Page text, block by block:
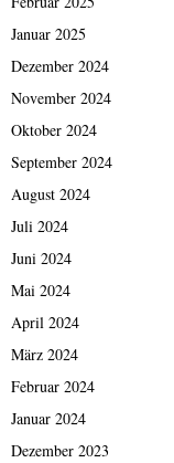
Januar 2025
Dezember 2024
November 2024
Oktober 2024
September 2024
August 2024
Juli 2024
Juni 2024
Mai 2024
April 2024
März 2024
Februar 2024
Januar 2024
Dezember 2023